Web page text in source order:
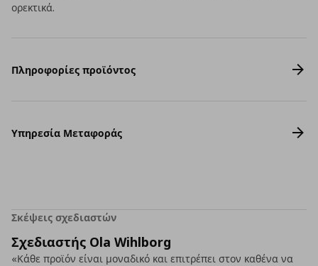
ορεκτικά.
Πληροφορίες προϊόντος
Υπηρεσία Μεταφοράς
Σκέψεις σχεδιαστών
Σχεδιαστής Ola Wihlborg
«Κάθε προϊόν είναι μοναδικό και επιτρέπει στον καθένα να